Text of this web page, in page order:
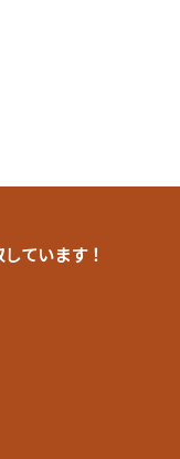
ています！